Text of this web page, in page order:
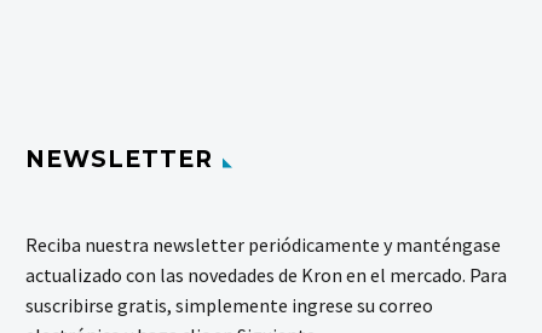
NEWSLETTER
Reciba nuestra newsletter periódicamente y manténgase
actualizado con las novedades de Kron en el mercado. Para
suscribirse gratis, simplemente ingrese su correo